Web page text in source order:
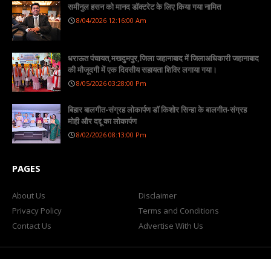
समीनुल हसन को मानद डॉक्टरेट के लिए किया गया नामित
8/04/2026 12:16:00 Am
धराऊत पंचायत,मखदुमपुर,जिला जहानाबाद में जिलाअधिकारी जहानाबाद
की मौजूदगी में एक दिवसीय सहायता शिविर लगाया गया।
8/05/2026 03:28:00 Pm
बिहार बालगीत-संग्रह लोकार्पण डॉ किशोर सिन्हा के बालगीत-संग्रह
मोही और दद्दू का लोकार्पण
8/02/2026 08:13:00 Pm
PAGES
About Us
Disclaimer
Privacy Policy
Terms and Conditions
Contact Us
Advertise With Us